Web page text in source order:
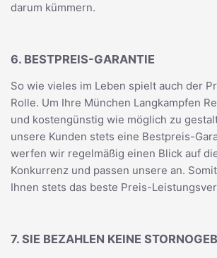
darum kümmern.
6. BESTPREIS-GARANTIE
So wie vieles im Leben spielt auch der
Rolle. Um Ihre München Langkampfen
und kostengünstig wie möglich zu
unsere Kunden stets eine Bestpreis-
werfen wir regelmäßig einen Blick auf
Konkurrenz und passen unsere an.
Ihnen stets das beste Preis-
7. SIE BEZAHLEN KEINE